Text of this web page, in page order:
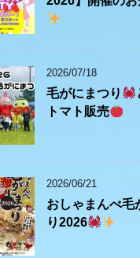
2026/07/18
毛がにまつり
トマト販売
2026/06/21
おしゃまんべ毛
り2026